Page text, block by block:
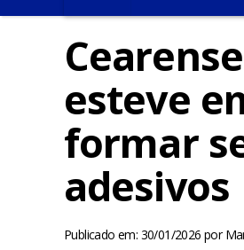
esteve
formar
adesivos
Publicado em: 30/01/2026 por